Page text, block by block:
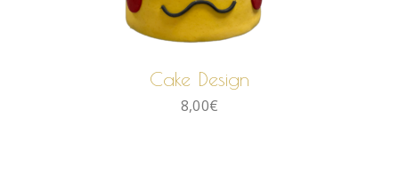
LIRE LA SUITE
Cake Design
8,00€